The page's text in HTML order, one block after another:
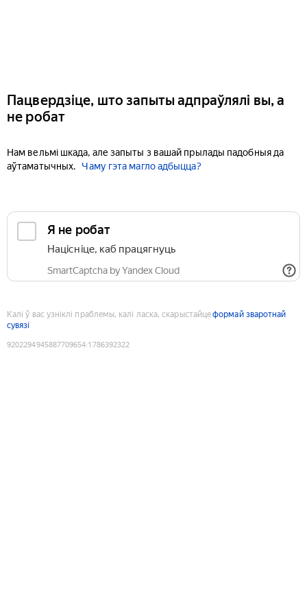
Пацвердзіце, што запыты адпраўлялі вы, а
не робат
Нам вельмі шкада, але запыты з вашай прылады падобныя да
аўтаматычных.
Чаму гэта магло адбыцца?
Я не робат
Націсніце, каб працягнуць
SmartCaptcha by Yandex Cloud
Калі ў вас узніклі праблемы, калі ласка, скарыстайцеформай зваротнай
сувязі
9202294945887709654:1786392322